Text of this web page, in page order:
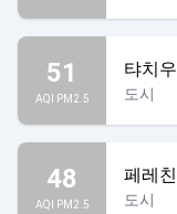
51
AQI PM2.5
탸치우
도시
48
AQI PM2.5
페레친
도시